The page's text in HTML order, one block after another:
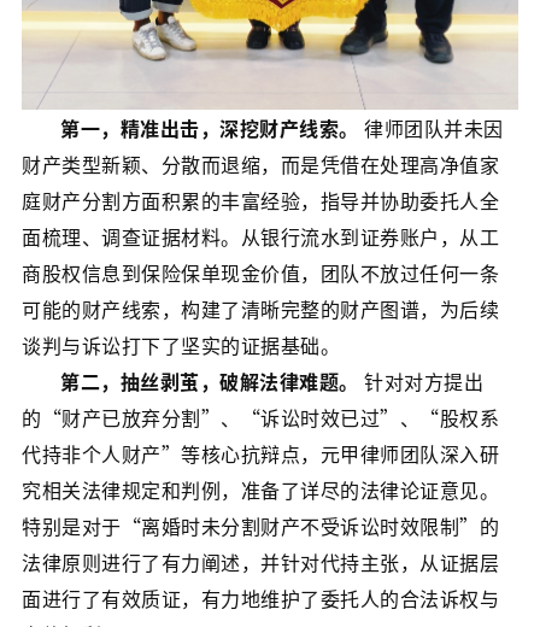
第一，精准出击，深挖财产线索。
律师团队并未因
财产类型新颖、分散而退缩，而是凭借在处理高净值家
庭财产分割方面积累的丰富经验，指导并协助委托人全
面梳理、调查证据材料。从银行流水到证券账户，从工
商股权信息到保险保单现金价值，团队不放过任何一条
可能的财产线索，构建了清晰完整的财产图谱，为后续
谈判与诉讼打下了坚实的证据基础。
第二，抽丝剥茧，破解法律难题。
针对对方提出
的“财产已放弃分割”、“诉讼时效已过”、“股权系
代持非个人财产”等核心抗辩点，元甲律师团队深入研
究相关法律规定和判例，准备了详尽的法律论证意见。
特别是对于“离婚时未分割财产不受诉讼时效限制”的
法律原则进行了有力阐述，并针对代持主张，从证据层
面进行了有效质证，有力地维护了委托人的合法诉权与